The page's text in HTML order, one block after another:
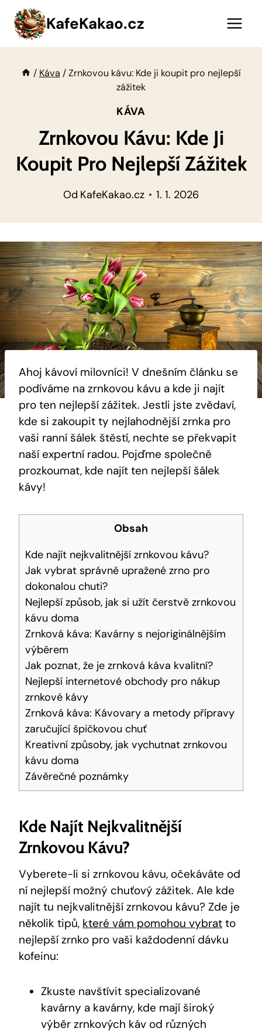
Přeskočit
obsah
KafeKakao.cz
/ Káva / Zrnkovou kávu: Kde ji koupit pro nejlepší
zážitek
KÁVA
Zrnkovou Kávu: Kde Ji
Koupit Pro Nejlepší Zážitek
Od KafeKakao.cz 1. 1. 2026
Ahoj kávoví milovníci! V dnešním článku se
podíváme na zrnkovou kávu a kde ji najít
pro ten nejlepší zážitek. Jestli jste zvědaví,
kde si zakoupit ty nejlahodnější zrnka pro
vaši ranní šálek štěstí, nechte se překvapit
naší expertní radou. Pojďme společně
prozkoumat, kde najít ten nejlepší šálek
kávy!
Obsah
Kde najít nejkvalitnější zrnkovou kávu?
Jak vybrat správně upražené zrno pro
dokonalou chuti?
Nejlepší způsob, jak si užít čerstvě zrnkovou
kávu doma
Zrnková káva: Kavárny s nejoriginálnějším
výběrem
Jak poznat, že je zrnková káva kvalitní?
Nejlepší internetové obchody pro nákup
zrnkové kávy
Zrnková káva: Kávovary a metody přípravy
zaručující špičkovou chuť
Kreativní způsoby, jak vychutnat zrnkovou
kávu doma
Závěrečné poznámky
Kde Najít Nejkvalitnější
Zrnkovou Kávu?
Vyberete-li si zrnkovou kávu, očekáváte od
ní nejlepší možný chuťový zážitek. Ale kde
najít tu nejkvalitnější zrnkovou kávu? Zde je
několik tipů, které vám pomohou vybrat to
nejlepší zrnko pro vaši každodenní dávku
kofeinu:
Zkuste navštívit specializované
kavárny a kavárny, kde mají široký
výběr zrnkových káv od různých